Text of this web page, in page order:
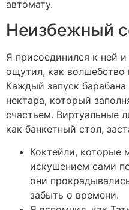
автомату.
Неизбежный
Я присоединился к ней
ощутил, как волшебство
Каждый запуск барабана
нектара, который
счастьем. Виртуальные
как банкетный стол,
Коктейли, которые
искушением сами
они
забыть о времени.